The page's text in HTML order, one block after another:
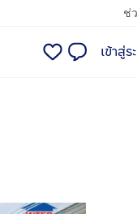
ช่
เข้าสู่ร